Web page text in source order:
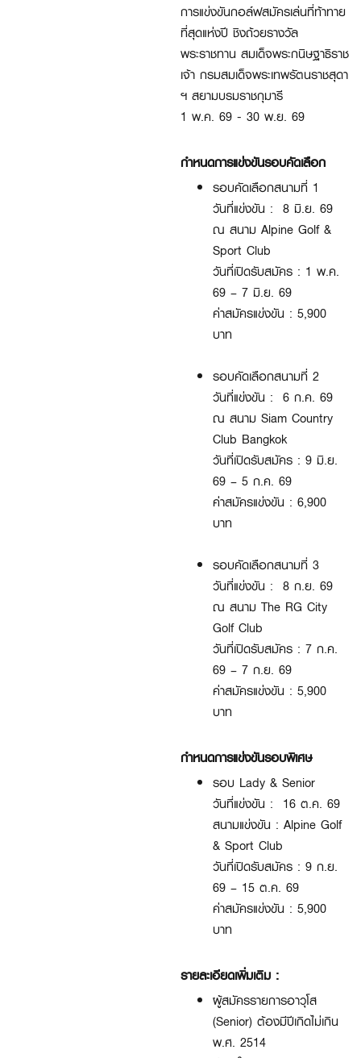
การแข่งขันกอล์ฟสมัครเล่นที่ท้าทาย
ที่สุดแห่งปี ชิงถ้วยรางวัล
พระราชทาน สมเด็จพระกนิษฐาธิราช
เจ้า กรมสมเด็จพระเทพรัตนราชสุดา
ฯ สยามบรมราชกุมารี
1 พ.ค. 69 - 30 พ.ย. 69
กำหนดการแข่งขันรอบคัดเลือก
รอบคัดเลือกสนามที่ 1
วันที่แข่งขัน : 8 มิ.ย. 69
ณ สนาม Alpine Golf &
Sport Club
วันที่เปิดรับสมัคร : 1 พ.ค.
69 – 7 มิ.ย. 69
ค่าสมัครแข่งขัน : 5,900
บาท
รอบคัดเลือกสนามที่ 2
วันที่แข่งขัน : 6 ก.ค. 69
ณ สนาม Siam Country
Club Bangkok
วันที่เปิดรับสมัคร : 9 มิ.ย.
69 – 5 ก.ค. 69
ค่าสมัครแข่งขัน : 6,900
บาท
รอบคัดเลือกสนามที่ 3
วันที่แข่งขัน : 8 ก.ย. 69
ณ สนาม The RG City
Golf Club
วันที่เปิดรับสมัคร : 7 ก.ค.
69 – 7 ก.ย. 69
ค่าสมัครแข่งขัน : 5,900
บาท
กำหนดการแข่งขันรอบพิเศษ
รอบ Lady & Senior
วันที่แข่งขัน : 16 ต.ค. 69
สนามแข่งขัน : Alpine Golf
& Sport Club
วันที่เปิดรับสมัคร : 9 ก.ย.
69 – 15 ต.ค. 69
ค่าสมัครแข่งขัน : 5,900
บาท
รายละเอียดเพิ่มเติม :
ผู้สมัครรายการอาวุโส
(Senior) ต้องมีปีเกิดไม่เกิน
พ.ศ. 2514